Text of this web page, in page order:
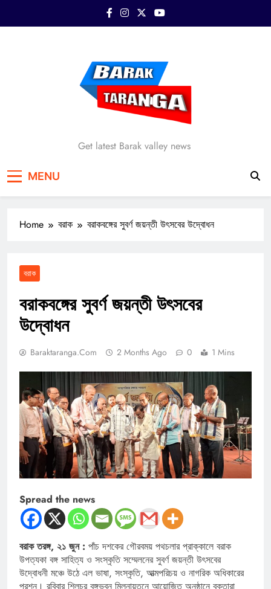
Barak Taranga
Get latest Barak valley news
MENU
Home বরাক বরাকবঙ্গের সুবর্ণ জয়ন্তী উৎসবের উদ্বোধন
বরাক
বরাকবঙ্গের সুবর্ণ জয়ন্তী উৎসবের
উদ্বোধন
Baraktaranga.com 2 Months Ago 0 1 Mins
Spread the news
বরাক তরঙ্গ, ২১ জুন : পাঁচ দশকের গৌরবময় পথচলার প্রাক্কালে বরাক
উপত্যকা বঙ্গ সাহিত্য ও সংস্কৃতি সম্মেলনের সুবর্ণ জয়ন্তী উৎসবের
উদ্বোধনী মঞ্চে উঠে এল ভাষা, সংস্কৃতি, আত্মপরিচয় ও নাগরিক অধিকারের
প্রশ্ন। রবিবার শিলচর বঙ্গভবন মিলনায়তনে আয়োজিত অনুষ্ঠানে বক্তারা